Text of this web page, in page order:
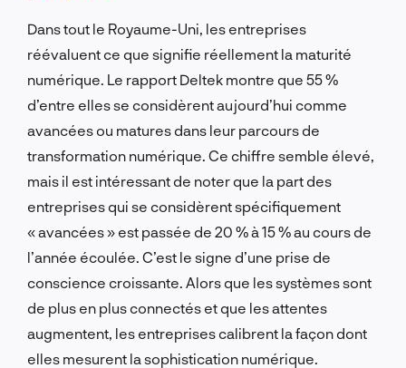
Dans tout le Royaume-Uni, les entreprises
réévaluent ce que signifie réellement la maturité
numérique. Le rapport Deltek montre que 55 %
d’entre elles se considèrent aujourd’hui comme
avancées ou matures dans leur parcours de
transformation numérique. Ce chiffre semble élevé,
mais il est intéressant de noter que la part des
entreprises qui se considèrent spécifiquement
« avancées » est passée de 20 % à 15 % au cours de
l’année écoulée. C’est le signe d’une prise de
conscience croissante. Alors que les systèmes sont
de plus en plus connectés et que les attentes
augmentent, les entreprises calibrent la façon dont
elles mesurent la sophistication numérique.